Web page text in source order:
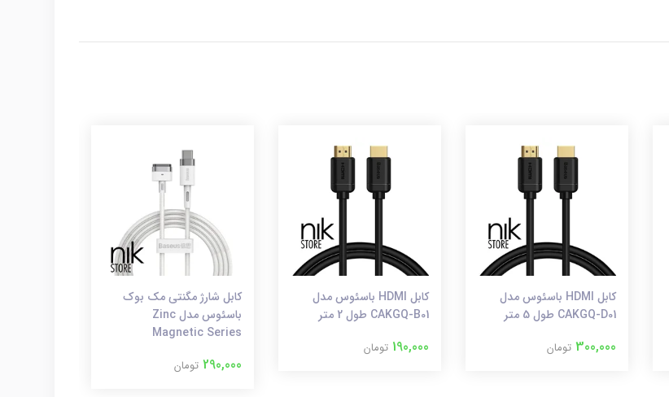
کابل HDMI باسئوس مدل
CAKGQ-D01 طول 5 متر
300,000 تومان
کابل HDMI باسئوس مدل
CAKGQ-B01 طول 2 متر
190,000 تومان
کابل شارژ مگنتی مک بوک
باسئوس مدل Zinc
Magnetic Series
290,000 تومان